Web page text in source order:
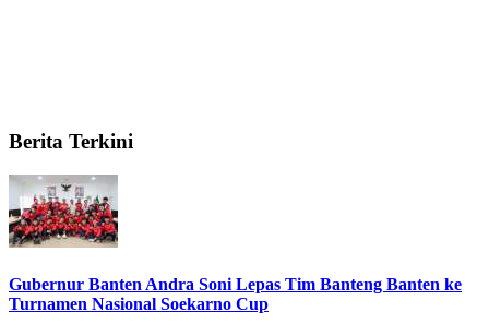
Berita Terkini
Gubernur Banten Andra Soni Lepas Tim Banteng Banten ke
Turnamen Nasional Soekarno Cup